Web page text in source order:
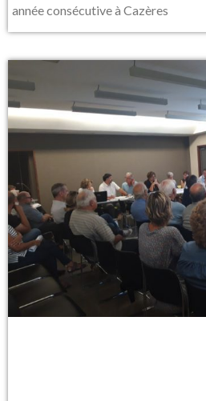
année consécutive à Cazères